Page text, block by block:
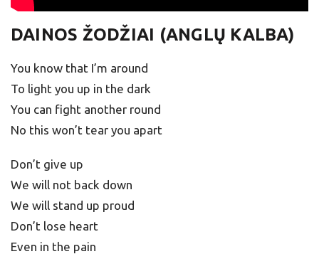
DAINOS ŽODŽIAI (ANGLŲ KALBA)
You know that I’m around
To light you up in the dark
You can fight another round
No this won’t tear you apart
Don’t give up
We will not back down
We will stand up proud
Don’t lose heart
Even in the pain